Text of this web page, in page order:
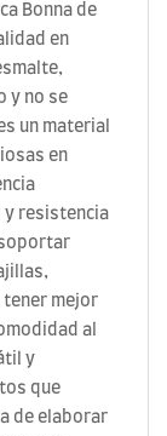
Bonna de
en
y no se
un material
en
y resistencia
tener mejor
al
y
que
de elaborar